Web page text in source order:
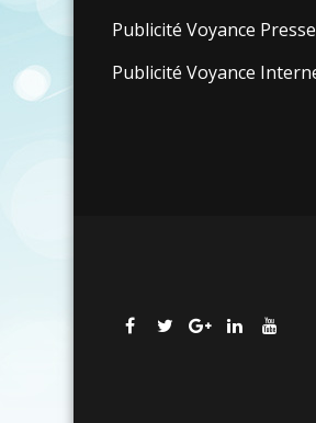
Publicité Voyance Presse
Publicité Voyance